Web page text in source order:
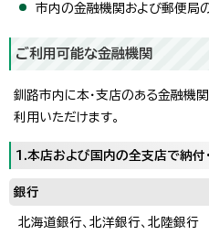
市内の金融機関および郵便局
ご利用可能な金融機関
釧路市内に本・支店のある金融機
利用いただけます。
1.本店および国内の全支店で納付
銀行
北海道銀行、北洋銀行、北陸銀行